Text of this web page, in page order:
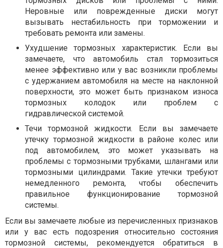
Неровные или поврежденные диски могут
вызывать нестабильность при торможении и
требовать ремонта или замены.
Ухудшение тормозных характеристик. Если вы
замечаете, что автомобиль стал тормозиться
менее эффективно или у вас возникли проблемы
с удержанием автомобиля на месте на наклонной
поверхности, это может быть признаком износа
тормозных колодок или проблем с
гидравлической системой.
Течи тормозной жидкости. Если вы замечаете
утечку тормозной жидкости в районе колес или
под автомобилем, это может указывать на
проблемы с тормозными трубками, шлангами или
тормозными цилиндрами. Такие утечки требуют
немедленного ремонта, чтобы обеспечить
правильное функционирование тормозной
системы.
Если вы замечаете любые из перечисленных признаков
или у вас есть подозрения относительно состояния
тормозной системы, рекомендуется обратиться в